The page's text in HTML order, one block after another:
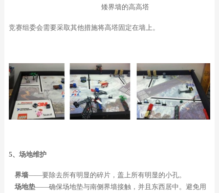
矮界墙的高高塔
竞赛组委会需要采取其他措施将高塔固定在墙上。
5、场地维护
界墙——要除去所有明显的碎片，盖上所有明显的小孔。
场地垫——确保场地垫与南侧界墙接触，并且东西居中。避免用